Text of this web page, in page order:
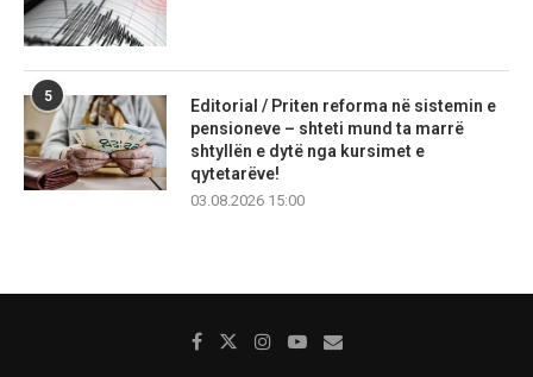
5
Editorial / Priten reforma në sistemin e
pensioneve – shteti mund ta marrë
shtyllën e dytë nga kursimet e
qytetarëve!
03.08.2026 15:00